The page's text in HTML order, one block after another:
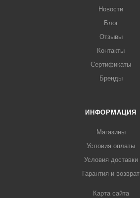
Новости
Блог
Отзывы
Контакты
Сертификаты
Бренды
ИНФОРМАЦИЯ
Магазины
Условия оплаты
Условия доставки
Гарантия и возврат
Карта сайта